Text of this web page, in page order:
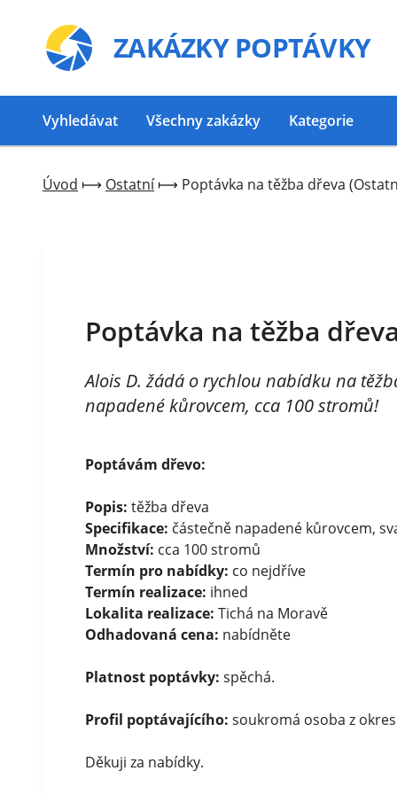
ZAKÁZKY POPTÁVKY
Vyhledávat Všechny zakázky Kategorie
Úvod ⟼ Ostatní⟼ Poptávka na těžba dřeva
Poptávka na těžba
Alois D. žádá o rychlou nabídku na
napadené kůrovcem, cca 100 stromů!
Poptávám dřevo:
Popis: těžba dřeva
Specifikace: částečně napadené kůrovcem,
Množství: cca 100 stromů
Termín pro nabídky: co nejdříve
Termín realizace: ihned
Lokalita realizace: Tichá na Moravě
Odhadovaná cena: nabídněte
Platnost poptávky: spěchá.
Profil poptávajícího: soukromá osoba z
Děkuji za nabídky.